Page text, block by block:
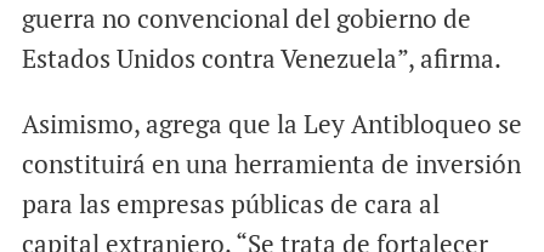
guerra no convencional del gobierno de
Estados Unidos contra Venezuela”, afirma.
Asimismo, agrega que la Ley Antibloqueo se
constituirá en una herramienta de inversión
para las empresas públicas de cara al
capital extranjero. “Se trata de fortalecer